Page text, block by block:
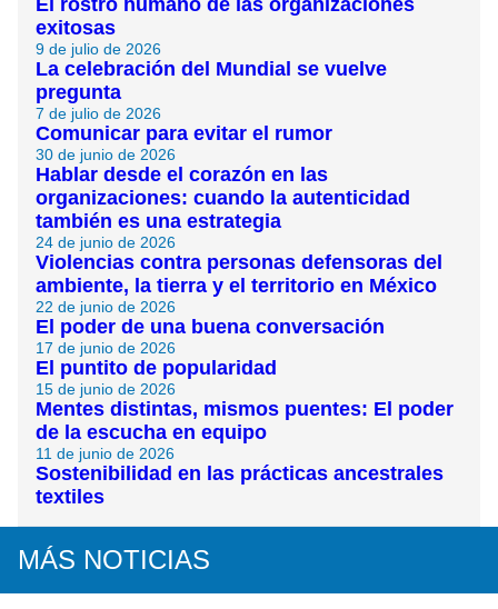
exitosas
9 de julio de 2026
La celebración del Mundial se vuelve
pregunta
7 de julio de 2026
Comunicar para evitar el rumor
30 de junio de 2026
Hablar desde el corazón en las
organizaciones: cuando la autenticidad
también es una estrategia
24 de junio de 2026
Violencias contra personas defensoras del
ambiente, la tierra y el territorio en México
22 de junio de 2026
El poder de una buena conversación
17 de junio de 2026
El puntito de popularidad
15 de junio de 2026
Mentes distintas, mismos puentes: El poder
de la escucha en equipo
11 de junio de 2026
Sostenibilidad en las prácticas ancestrales
textiles
MÁS NOTICIAS